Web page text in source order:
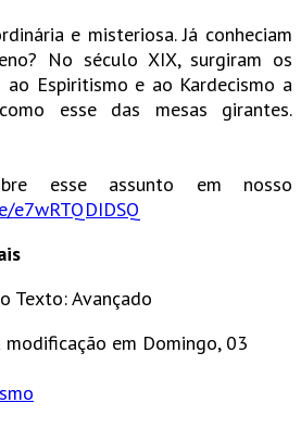
e misteriosa. Já conheciam
No século XIX, surgiram os
Espiritismo e ao Kardecismo a
esse das mesas girantes.
esse assunto em nosso
e7wRTQDIDSQ
Texto:Avançado
em Domingo, 03